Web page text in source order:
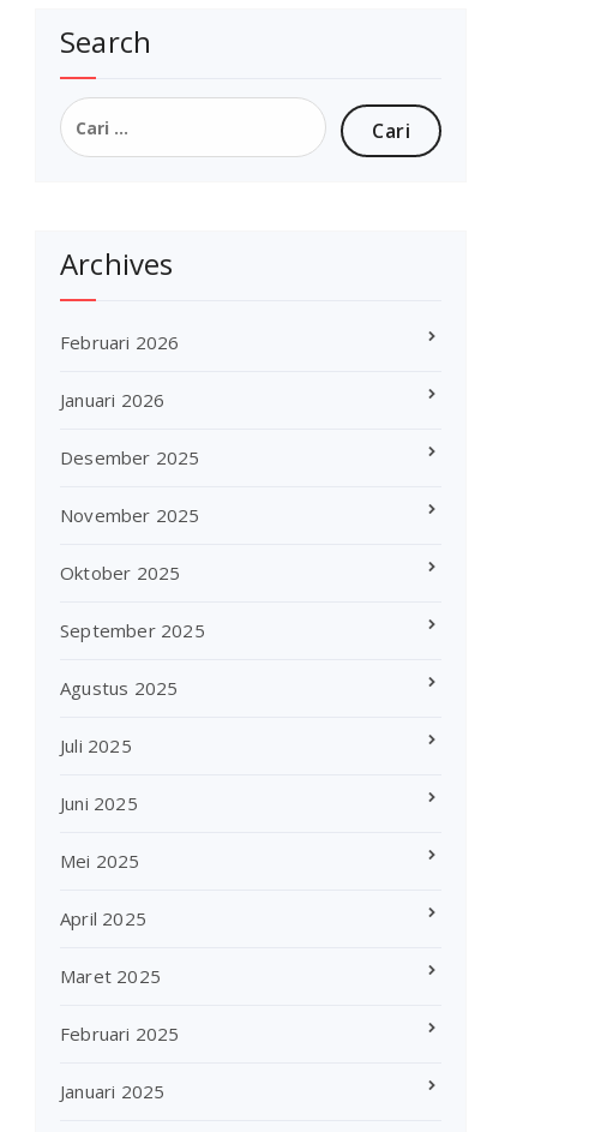
Search
Cari
untuk:
Archives
Februari 2026
Januari 2026
Desember 2025
November 2025
Oktober 2025
September 2025
Agustus 2025
Juli 2025
Juni 2025
Mei 2025
April 2025
Maret 2025
Februari 2025
Januari 2025